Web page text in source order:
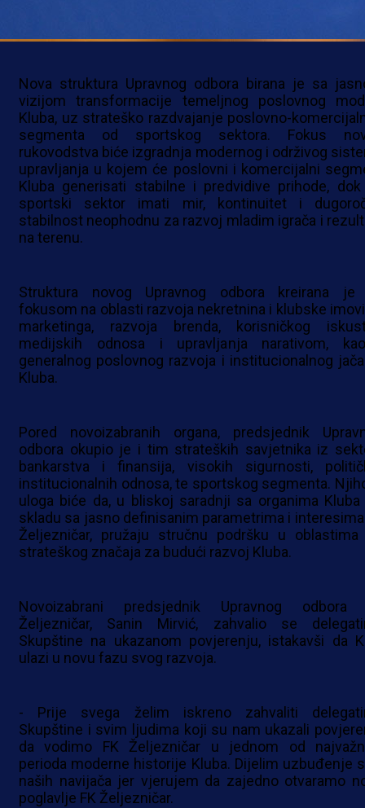
Nova struktura Upravnog odbora birana je sa
vizijom transformacije temeljnog poslovnog
Kluba, uz strateško razdvajanje poslovno-
segmenta od sportskog sektora. Fokus
rukovodstva biće izgradnja modernog i održivog
upravljanja u kojem će poslovni i komercijalni
Kluba generisati stabilne i predvidive prihode,
sportski sektor imati mir, kontinuitet i
stabilnost neophodnu za razvoj mladim igrača i
na terenu.
Struktura novog Upravnog odbora kreirana je
fokusom na oblasti razvoja nekretnina i klubske
marketinga, razvoja brenda, korisničkog
medijskih odnosa i upravljanja narativom,
generalnog poslovnog razvoja i institucionalnog
Kluba.
Pored novoizabranih organa, predsjednik
odbora okupio je i tim strateških savjetnika iz
bankarstva i finansija, visokih sigurnosti,
institucionalnih odnosa, te sportskog segmenta.
uloga biće da, u bliskoj saradnji sa organima
skladu sa jasno definisanim parametrima i interesima
Željezničar, pružaju stručnu podršku u oblastima
strateškog značaja za budući razvoj Kluba.
Novoizabrani predsjednik Upravnog odbora
Željezničar, Sanin Mirvić, zahvalio se
Skupštine na ukazanom povjerenju, istakavši da
ulazi u novu fazu svog razvoja.
- Prije svega želim iskreno zahvaliti
Skupštine i svim ljudima koji su nam ukazali
da vodimo FK Željezničar u jednom od
perioda moderne historije Kluba. Dijelim uzbuđenje
naših navijača jer vjerujem da zajedno otvaramo
poglavlje FK Željezničar.